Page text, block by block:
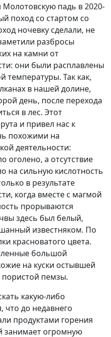
падь в 2020-
поход со стартом со
ночевку сделали, не
разбросы
на камни от
они были расплавлены
температуры. Так как,
в нашей долине,
день, после перехода
в лес. Этот
и привел нас к
похожими на
деятельности:
оголено, а отсутствие
на сильную кислотность
в результате
когда вместе с магмой
прорываются
здесь был белый,
известняком. По
красноватого цвета.
большой
на куски остывшей
пористой пемзы.
какую-либо
до недавнего
продуктами горения
занимает огромную